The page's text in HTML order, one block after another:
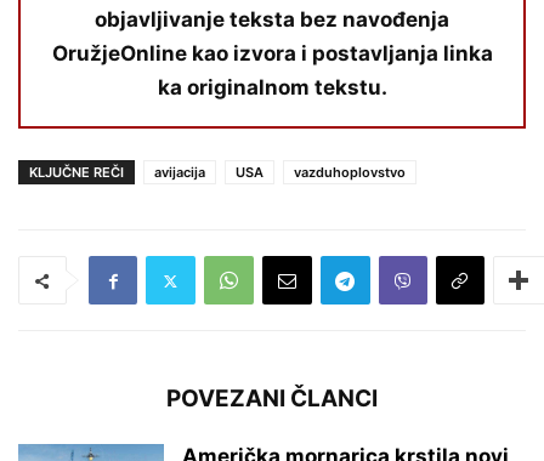
objavljivanje teksta bez navođenja
OružjeOnline kao izvora i postavljanja linka
ka originalnom tekstu.
KLJUČNE REČI avijacija USA vazduhoplovstvo
POVEZANI ČLANCI